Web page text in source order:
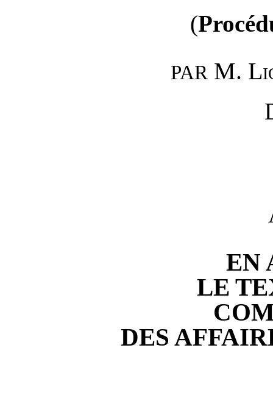
(
PAR M.
EN
LE
DES